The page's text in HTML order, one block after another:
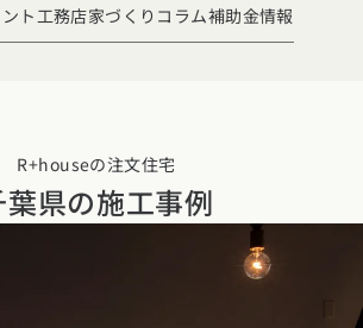
ト
埼玉県千葉県茨城県栃木県群馬県
知識
リア
福島県
チェックポイントがわかる！
ト工務店家づくりコラム補助金情報
R+houseの注文住宅
葉県の施工事例